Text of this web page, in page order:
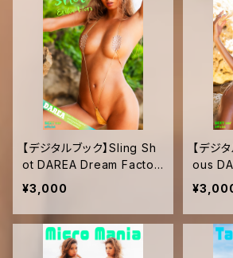
【デジタルブック】Sling Sh
ot DAREA Dream Factor
y Magazine
¥3,000
【デジ
ous
ry